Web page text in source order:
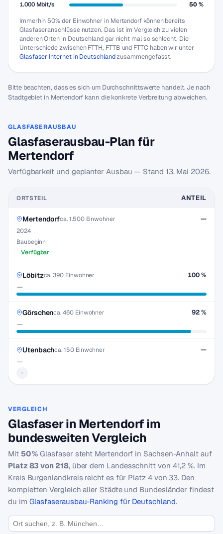
1.000 Mbit/s
50 %
Immerhin 50% der Einwohner in Mertendorf können bereits
Glasfaseranschlüsse nutzen. Das ist im Vergleich zu vielen
anderen Orten in Deutschland gar nicht mal so schlecht. Die
Unterschiede zwischen FTTH, FTTB und FTTC haben wir unter
Glasfaser Internet in Deutschlandzusammengefasst.
Bitte beachten, dass es sich um Durchschnittswerte handelt. Je nach
Stadtgebiet in Mertendorf kann die konkrete Verbreitung abweichen.
GLASFASERAUSBAU
Glasfaserausbau-Plan für
Mertendorf
Verfügbarkeit und geplanter Ausbau — Stand 13. Mai 2026.
ORTSTEIL ANTEIL
Mertendorfca. 1.500 Einwohner
Verfügbar
2024
Baubeginn
—
Löbitzca. 390 Einwohner
—
100 %
Görschenca. 460 Einwohner
—
92 %
Utenbachca. 150 Einwohner
-
—
—
VERGLEICH
Glasfaser in Mertendorf im
bundesweiten Vergleich
Mit 50 % Glasfaser steht Mertendorf in Sachsen-Anhalt auf
Platz 83 von 218, über dem Landesschnitt von 41,2 %. Im
Kreis Burgenlandkreis reicht es für Platz 4 von 33. Den
kompletten Vergleich aller Städte und Bundesländer findest
du im Glasfaserausbau-Ranking für Deutschland.